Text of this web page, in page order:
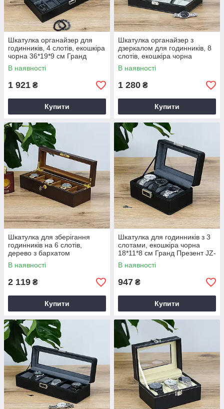
Шкатулка органайзер для
годинників, 4 слотів, екошкіра
чорна 36*19*9 см Гранд
Презент JZ-023
В наявності
1 921 ₴
Купити
Шкатулка органайзер з
дзеркалом для годинників, 8
слотів, екошкіра чорна
30*20*8 см Гранд Презент
JZ-025
В наявності
1 280 ₴
Купити
Шкатулка для зберігання
годинників на 6 слотів,
дерево з бархатом
коричневий 34*11.5*9 см
Гранд Презент JZ-020
В наявності
2 119 ₴
Купити
Шкатулка для годинників з 3
слотами, екошкіра чорна
18*11*8 см Гранд Презент JZ-
021
В наявності
947 ₴
Купити